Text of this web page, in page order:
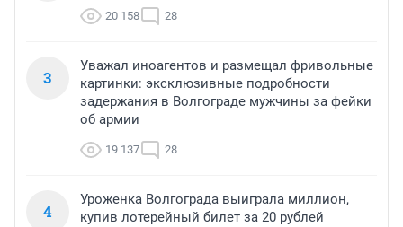
20 158 28
3
Уважал иноагентов и размещал фривольные
картинки: эксклюзивные подробности
задержания в Волгограде мужчины за фейки
об армии
19 137 28
4
Уроженка Волгограда выиграла миллион,
купив лотерейный билет за 20 рублей